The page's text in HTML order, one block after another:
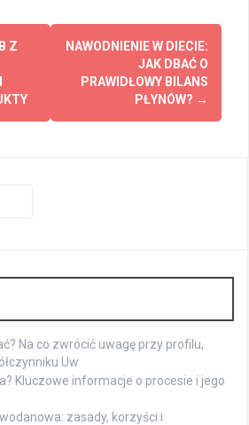
Z
NAWODNIENIE W DIECIE:
JAK DBAĆ O
PRAWIDŁOWY BILANS
PŁYNÓW? →
Na co zwrócić uwagę przy profilu,
Uw
Kluczowe informacje o procesie i jego
zasady, korzyści i